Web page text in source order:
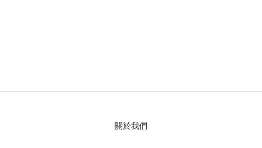
關於我們